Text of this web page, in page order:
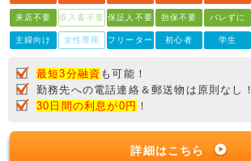
来店不要 収入書不要 保証人不要 担保不要 バレずに
主婦向け 女性専用 フリーター 初心者 学生
最短3分融資 も可能！
勤務先への電話連絡＆郵送物は原則なし！
30日間の利息が0円 ！
詳細はこちら